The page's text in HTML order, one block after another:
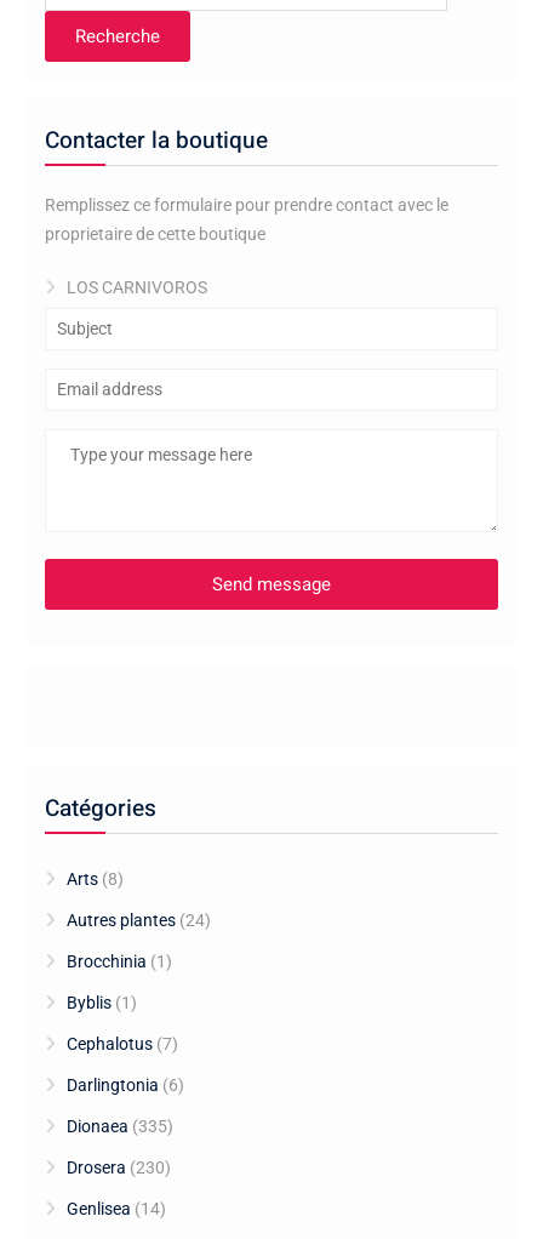
Recherche
Contacter la boutique
Remplissez ce formulaire pour prendre contact avec le
proprietaire de cette boutique
LOS CARNIVOROS
Catégories
Arts (8)
Autres plantes (24)
Brocchinia (1)
Byblis (1)
Cephalotus (7)
Darlingtonia (6)
Dionaea (335)
Drosera (230)
Genlisea (14)